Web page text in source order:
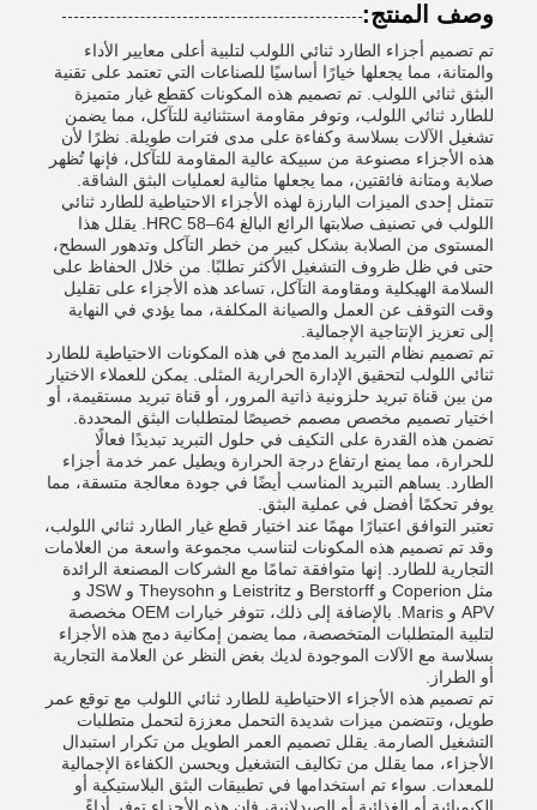
وصف المنتج:
تم تصميم أجزاء الطارد ثنائي اللولب لتلبية أعلى معايير الأداء
والمتانة، مما يجعلها خيارًا أساسيًا للصناعات التي تعتمد على تقنية
البثق ثنائي اللولب. تم تصميم هذه المكونات كقطع غيار متميزة
للطارد ثنائي اللولب، وتوفر مقاومة استثنائية للتآكل، مما يضمن
تشغيل الآلات بسلاسة وكفاءة على مدى فترات طويلة. نظرًا لأن
هذه الأجزاء مصنوعة من سبيكة عالية المقاومة للتآكل، فإنها تُظهر
صلابة ومتانة فائقتين، مما يجعلها مثالية لعمليات البثق الشاقة.
تتمثل إحدى الميزات البارزة لهذه الأجزاء الاحتياطية للطارد ثنائي
اللولب في تصنيف صلابتها الرائع البالغ HRC 58–64. يقلل هذا
المستوى من الصلابة بشكل كبير من خطر التآكل وتدهور السطح،
حتى في ظل ظروف التشغيل الأكثر تطلبًا. من خلال الحفاظ على
السلامة الهيكلية ومقاومة التآكل، تساعد هذه الأجزاء على تقليل
وقت التوقف عن العمل والصيانة المكلفة، مما يؤدي في النهاية
إلى تعزيز الإنتاجية الإجمالية.
تم تصميم نظام التبريد المدمج في هذه المكونات الاحتياطية للطارد
ثنائي اللولب لتحقيق الإدارة الحرارية المثلى. يمكن للعملاء الاختيار
من بين قناة تبريد حلزونية ذاتية المرور، أو قناة تبريد مستقيمة، أو
اختيار تصميم مخصص مصمم خصيصًا لمتطلبات البثق المحددة.
تضمن هذه القدرة على التكيف في حلول التبريد تبديدًا فعالًا
للحرارة، مما يمنع ارتفاع درجة الحرارة ويطيل عمر خدمة أجزاء
الطارد. يساهم التبريد المناسب أيضًا في جودة معالجة متسقة، مما
يوفر تحكمًا أفضل في عملية البثق.
تعتبر التوافق اعتبارًا مهمًا عند اختيار قطع غيار الطارد ثنائي اللولب،
وقد تم تصميم هذه المكونات لتناسب مجموعة واسعة من العلامات
التجارية للطارد. إنها متوافقة تمامًا مع الشركات المصنعة الرائدة
مثل Coperion و Berstorff و Leistritz و Theysohn و JSW و
APV و Maris. بالإضافة إلى ذلك، تتوفر خيارات OEM مخصصة
لتلبية المتطلبات المتخصصة، مما يضمن إمكانية دمج هذه الأجزاء
بسلاسة مع الآلات الموجودة لديك بغض النظر عن العلامة التجارية
أو الطراز.
تم تصميم هذه الأجزاء الاحتياطية للطارد ثنائي اللولب مع توقع عمر
طويل، وتتضمن ميزات شديدة التحمل معززة لتحمل متطلبات
التشغيل الصارمة. يقلل تصميم العمر الطويل من تكرار استبدال
الأجزاء، مما يقلل من تكاليف التشغيل ويحسن الكفاءة الإجمالية
للمعدات. سواء تم استخدامها في تطبيقات البثق البلاستيكية أو